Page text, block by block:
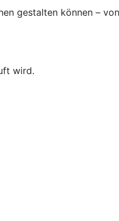
gestalten können –
wird.